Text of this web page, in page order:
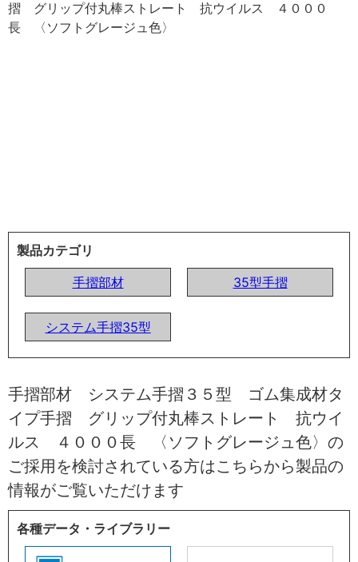
製品カテゴリ
手摺部材
35型手摺
システム手摺35型
手摺部材 システム手摺３５型 ゴム集成材タ
イプ手摺 グリップ付丸棒ストレート 抗ウイ
ルス ４０００長 〈ソフトグレージュ色〉の
ご採用を検討されている方はこちらから製品の
情報がご覧いただけます
各種データ・ライブラリー